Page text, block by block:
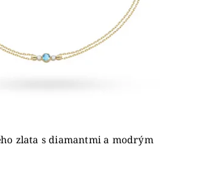
zlata s diamantmi a modrým